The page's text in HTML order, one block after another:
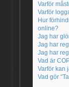
Varför
Varför
Hur
online?
Jag har
Jag har
Jag har
Vad är
Varför kan
Vad gör